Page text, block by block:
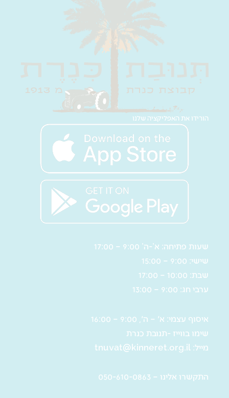
הורידו את האפליקציה שלנו
שעות פתיחה: א’-ה’ 9:00 – 17:00
שישי: 9:00 – 15:00
שבת: 10:00 – 17:00
ערבי חג: 9:00 – 13:00
איסוף עצמי: א' – ה', 9:00 – 16:00
שימו בווייז -תנובת כנרת
מייל: tnuvat@kinneret.org.il
התקשרו אלינו – 050-610-0863